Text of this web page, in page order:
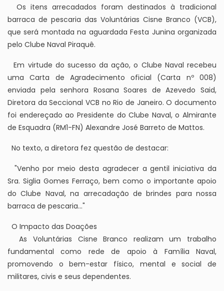
Os itens arrecadados foram destinados à tradicional
barraca de pescaria das Voluntárias Cisne Branco (VCB),
que será montada na aguardada Festa Junina organizada
pelo Clube Naval Piraquê.
Em virtude do sucesso da ação, o Clube Naval recebeu
uma Carta de Agradecimento oficial (Carta nº 008)
enviada pela senhora Rosana Soares de Azevedo Said,
Diretora da Seccional VCB no Rio de Janeiro. O documento
foi endereçado ao Presidente do Clube Naval, o Almirante
de Esquadra (RM1-FN) Alexandre José Barreto de Mattos.
No texto, a diretora fez questão de destacar:
"Venho por meio desta agradecer a gentil iniciativa da
Sra. Siglia Gomes Ferraço, bem como o importante apoio
do Clube Naval, na arrecadação de brindes para nossa
barraca de pescaria..."
O Impacto das Doações
As Voluntárias Cisne Branco realizam um trabalho
fundamental como rede de apoio à Família Naval,
promovendo o bem-estar físico, mental e social de
militares, civis e seus dependentes.